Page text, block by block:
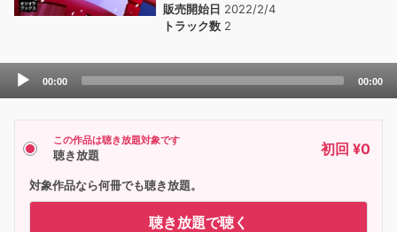
販売開始日 2022/2/4
トラック数 2
Audio
00:00 00:00
この作品は聴き放題対象です
聴き放題 初回 ¥0
対象作品なら何冊でも聴き放題。
聴き放題で聴く